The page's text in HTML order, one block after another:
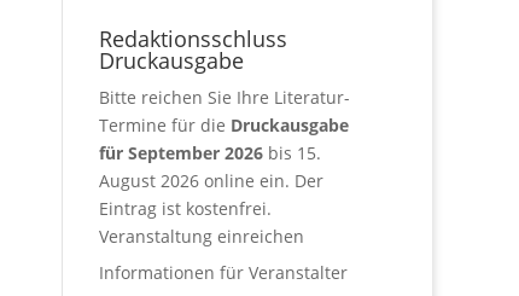
Redaktionsschluss
Druckausgabe
Bitte reichen Sie Ihre Literatur-
Termine für die Druckausgabe
für September 2026 bis 15.
August 2026 online ein. Der
Eintrag ist kostenfrei.
Veranstaltung einreichen
Informationen für Veranstalter